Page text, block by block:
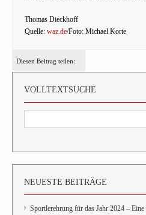
Thomas Dieckhoff
Quelle: waz.de/Foto: Michael Korte
Diesen Beitrag teilen:
VOLLTEXTSUCHE
NEUESTE BEITRÄGE
Sportlerehrung für das Jahr 2024 –